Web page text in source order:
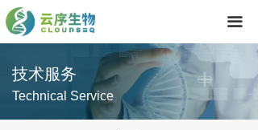
끀
首页
产品中心
技术服务
Technical Service